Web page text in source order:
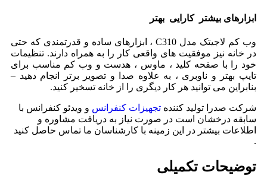
ابزارهای بیشتر کارایی بهتر
وب کم لاجیتک مدل C310 ، ابزارهای ساده و قدرتمندی که حتی
در خانه نیز موفقیت های واقعی کار را به همراه دارند. تنظیمات
خود را با صفحه کلید ، ماوس ، هدست و وب کم مناسب برای
تایپ بهتر و ناوبری ، به علاوه صدا و تصویر برتر انجام دهید –
بنابراین می توانید هر کار دیگری را از خانه تسخیر کنید.
شرکت صدرا تولید کننده تجهیزات کنفرانس و ویدئو کنفرانس با
سابقه درخشان است در صورت نیاز به دریافت مشاوره و
اطلاعات بیشتر در این زمینه با کارشناسان ما تماس حاصل کنید
.
توضیحات تکمیلی